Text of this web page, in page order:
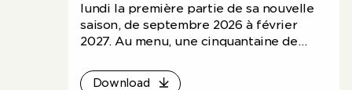
lundi la première partie de sa nouvelle
saison, de septembre 2026 à février
2027. Au menu, une cinquantaine de
dont deux tiers de créations.
Download